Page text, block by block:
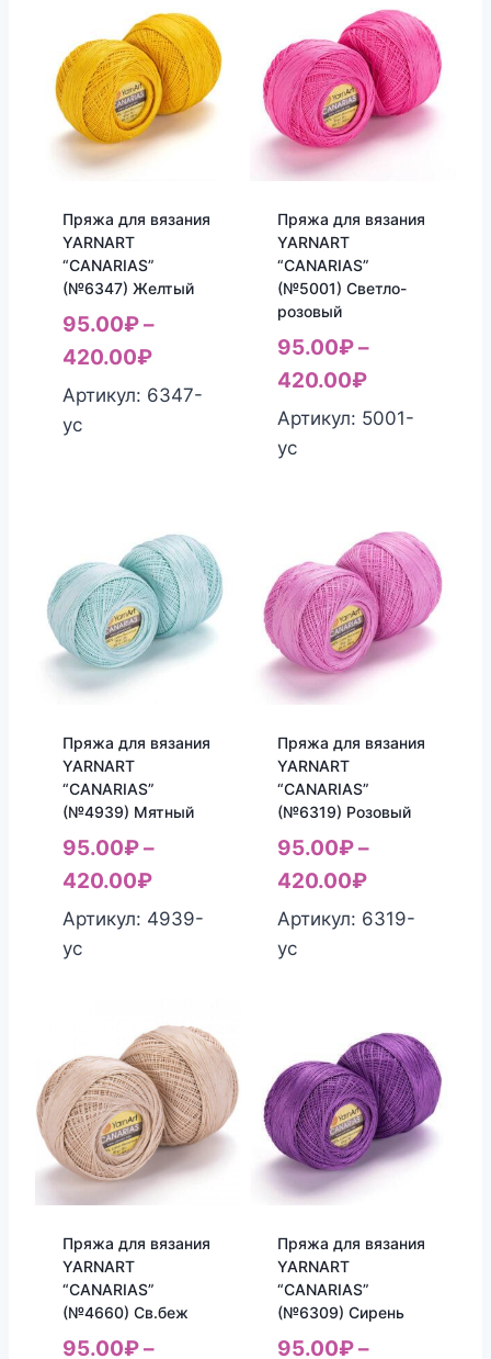
Пряжа для вязания
YARNART
“CANARIAS”
(№6347) Желтый
95.00₽–
420.00₽
Артикул: 6347-
yc
Пряжа для вязания
YARNART
“CANARIAS”
(№5001) Светло-
розовый
95.00₽–
420.00₽
Артикул: 5001-
yc
Пряжа для вязания
YARNART
“CANARIAS”
(№4939) Мятный
95.00₽–
420.00₽
Артикул: 4939-
yc
Пряжа для вязания
YARNART
“CANARIAS”
(№6319) Розовый
95.00₽–
420.00₽
Артикул: 6319-
yc
Пряжа для вязания
YARNART
“CANARIAS”
(№4660) Св.беж
95.00₽–
Пряжа для вязания
YARNART
“CANARIAS”
(№6309) Сирень
95.00₽–